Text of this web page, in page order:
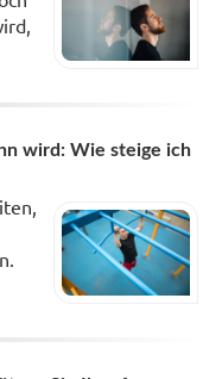
wird: Wie steige ich